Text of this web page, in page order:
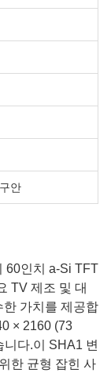
안
60인치 a-Si TFT
TV 제조 및 대
한 가치를 제공합
× 2160 (73
다.이 SHA1 변
한 균형 잡힌 사